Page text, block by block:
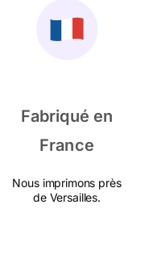
Fabriqué en
France
Nous imprimons près
de Versailles.